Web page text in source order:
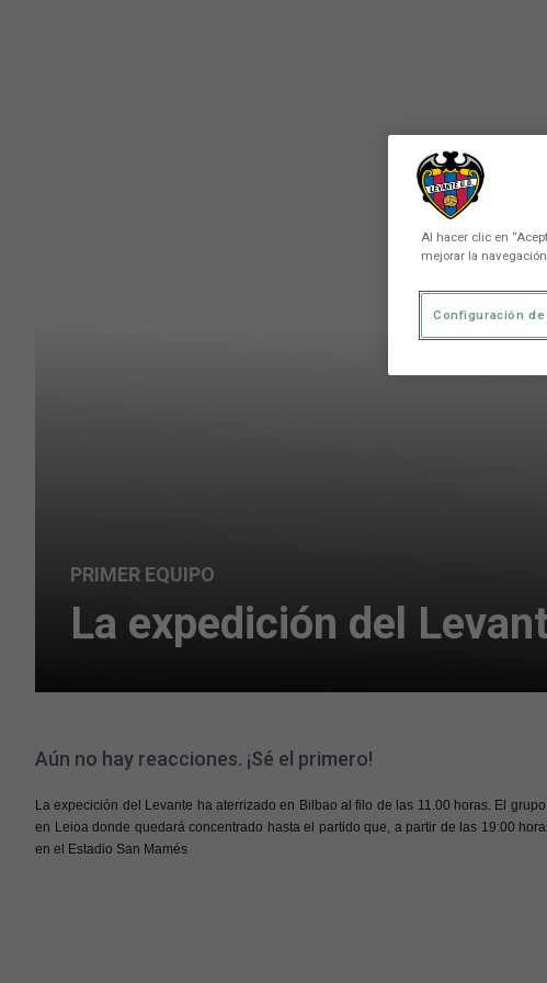
PRIMER EQUIPO
La expedición del
Aún no hay reacciones. ¡Sé el primero!
La expecición del Levante ha aterrizado en Bilbao al filo de las 11.00 horas. El
en Leioa donde quedará concentrado hasta el partido que, a partir de las 19:00
en el Estadio San Mamés
Al hacer clic en
mejorar la
Configuración